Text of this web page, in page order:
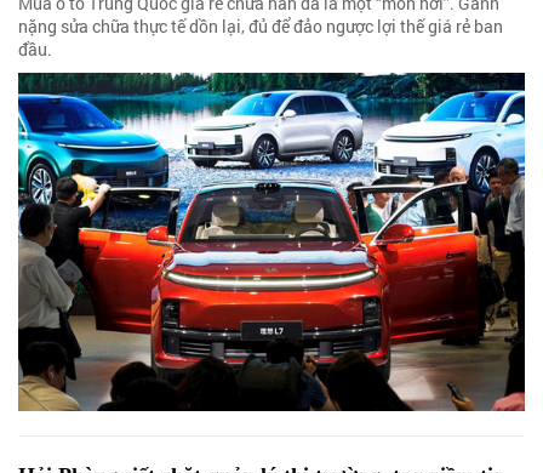
nặng sửa chữa thực tế dồn lại, đủ để đảo ngược lợi thế giá rẻ ban
đầu.